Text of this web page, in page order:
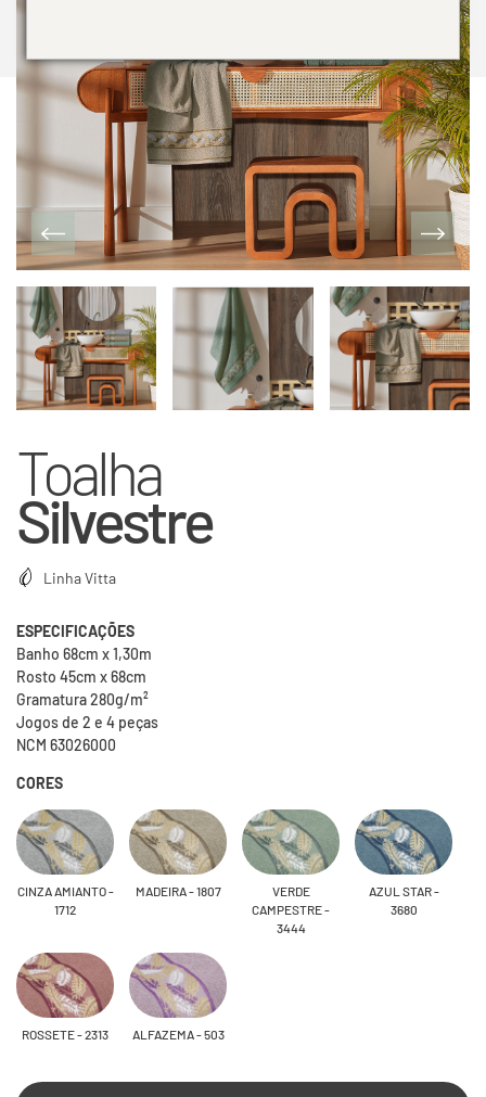
Toalha
Silvestre
Linha Vitta
ESPECIFICAÇÕES
Banho 68cm x 1,30m
Rosto 45cm x 68cm
Gramatura 280g/m²
Jogos de 2 e 4 peças
NCM 63026000
CORES
CINZA AMIANTO -
1712
MADEIRA - 1807
VERDE
CAMPESTRE -
3444
AZUL STAR -
3680
ROSSETE - 2313 ALFAZEMA - 503